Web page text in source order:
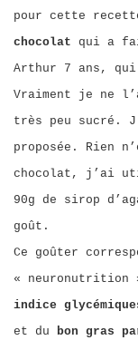
pour cette
chocolat qui a
Arthur 7 ans, qui
Vraiment je ne
très peu sucré.
proposée. Rien
chocolat, j’ai
90g de sirop
goût.
Ce goûter
« neuronutrition
indice
et du bon gras